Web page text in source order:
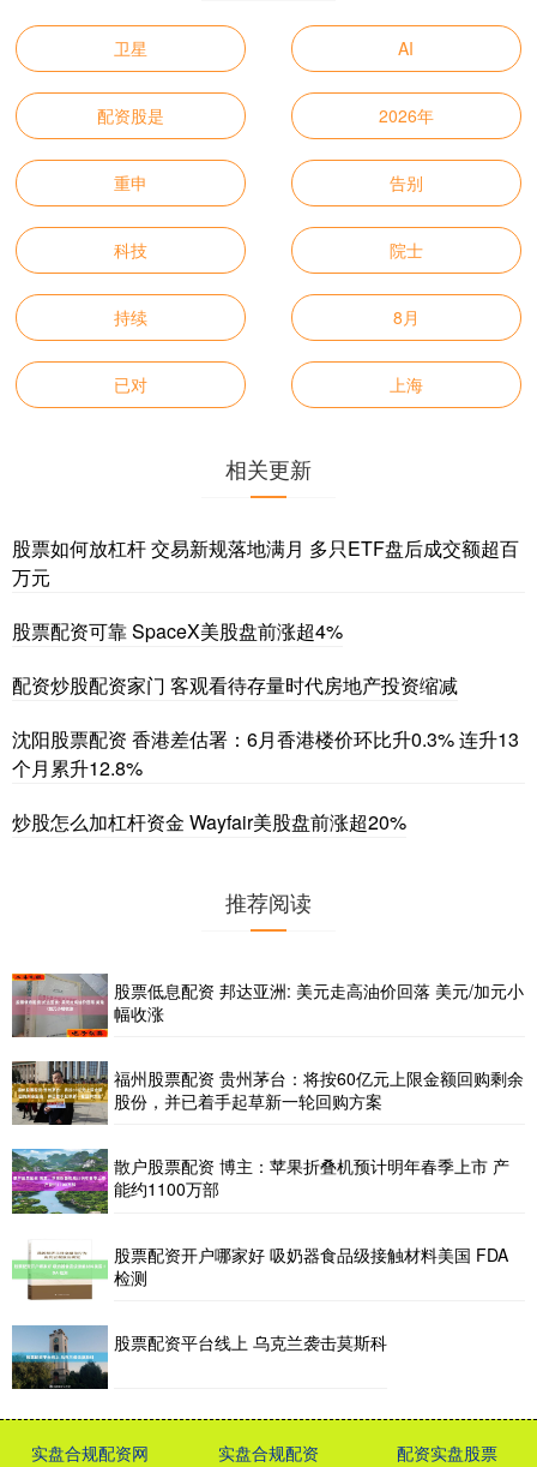
卫星 AI
配资股是 2026年
重申 告别
科技 院士
持续 8月
已对 上海
相关更新
股票如何放杠杆 交易新规落地满月 多只ETF盘后成交额超百
万元
股票配资可靠 SpaceX美股盘前涨超4%
配资炒股配资家门 客观看待存量时代房地产投资缩减
沈阳股票配资 香港差估署：6月香港楼价环比升0.3% 连升13
个月累升12.8%
炒股怎么加杠杆资金 Wayfair美股盘前涨超20%
推荐阅读
股票低息配资 邦达亚洲: 美元走高油价回落 美元/加元小
幅收涨
福州股票配资 贵州茅台：将按60亿元上限金额回购剩余
股份，并已着手起草新一轮回购方案
散户股票配资 博主：苹果折叠机预计明年春季上市 产
能约1100万部
股票配资开户哪家好 吸奶器食品级接触材料美国 FDA
检测
股票配资平台线上 乌克兰袭击莫斯科
实盘合规配资网 实盘合规配资 配资实盘股票